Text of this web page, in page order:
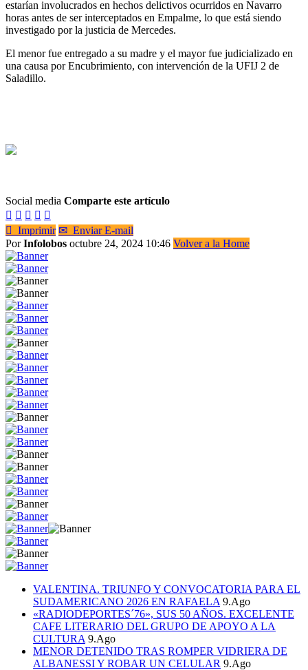
estarían involucrados en hechos delictivos ocurridos en Navarro
horas antes de ser interceptados en Empalme, lo que está siendo
investigado por la justicia de Mercedes.
El menor fue entregado a su madre y el mayor fue judicializado en
una causa por Encubrimiento, con intervención de la UFIJ 2 de
Saladillo.
Social media Comparte este artículo
    
 Imprimir ✉ Enviar E-mail
PorInfolobos octubre 24, 2024 10:46 Volver a la Home
VALENTINA. TRIUNFO Y CONVOCATORIA PARA EL
SUDAMERICANO 2026 EN RAFAELA 9.Ago
«RADIODEPORTES´76», SUS 50 AÑOS. EXCELENTE
CAFE LITERARIO DEL GRUPO DE APOYO A LA
CULTURA 9.Ago
MENOR DETENIDO TRAS ROMPER VIDRIERA DE
ALBANESSI Y ROBAR UN CELULAR 9.Ago